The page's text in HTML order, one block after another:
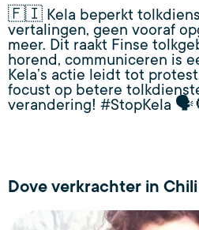
🇫🇮 Kela beperkt
vertalingen, geen vooraf
meer. Dit raakt Finse
horend, communiceren is
Kela’s actie leidt tot
focust op betere
verandering! #StopKela
Dove verkrachter in